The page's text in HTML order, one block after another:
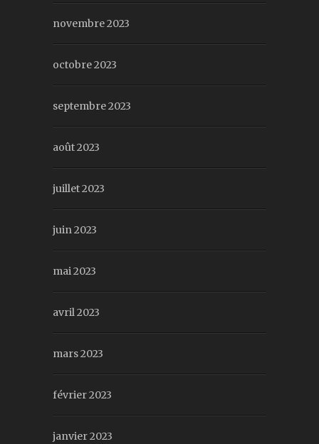
novembre 2023
octobre 2023
septembre 2023
août 2023
juillet 2023
juin 2023
mai 2023
avril 2023
mars 2023
février 2023
janvier 2023